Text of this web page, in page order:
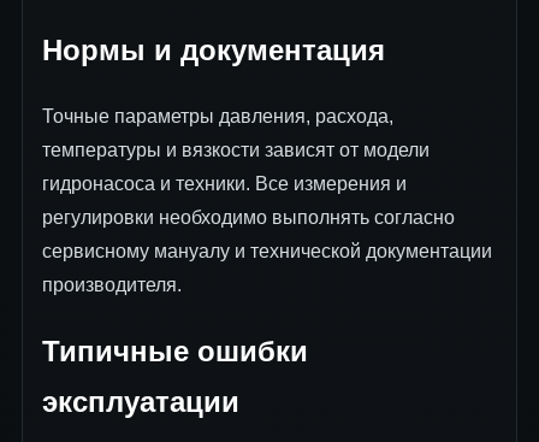
Нормы и документация
Точные параметры давления, расхода,
температуры и вязкости зависят от модели
гидронасоса и техники. Все измерения и
регулировки необходимо выполнять согласно
сервисному мануалу и технической документации
производителя.
Типичные ошибки
эксплуатации